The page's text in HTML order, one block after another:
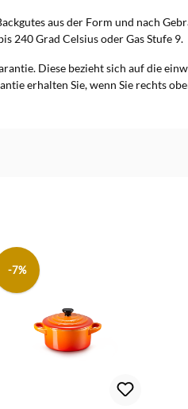
aus der Form und nach
240 Grad Celsius oder Gas Stufe 9.
Diese bezieht sich auf die
erhalten Sie, wenn Sie rechts
-7%